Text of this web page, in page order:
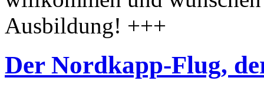
Der Nordkapp-Flug,